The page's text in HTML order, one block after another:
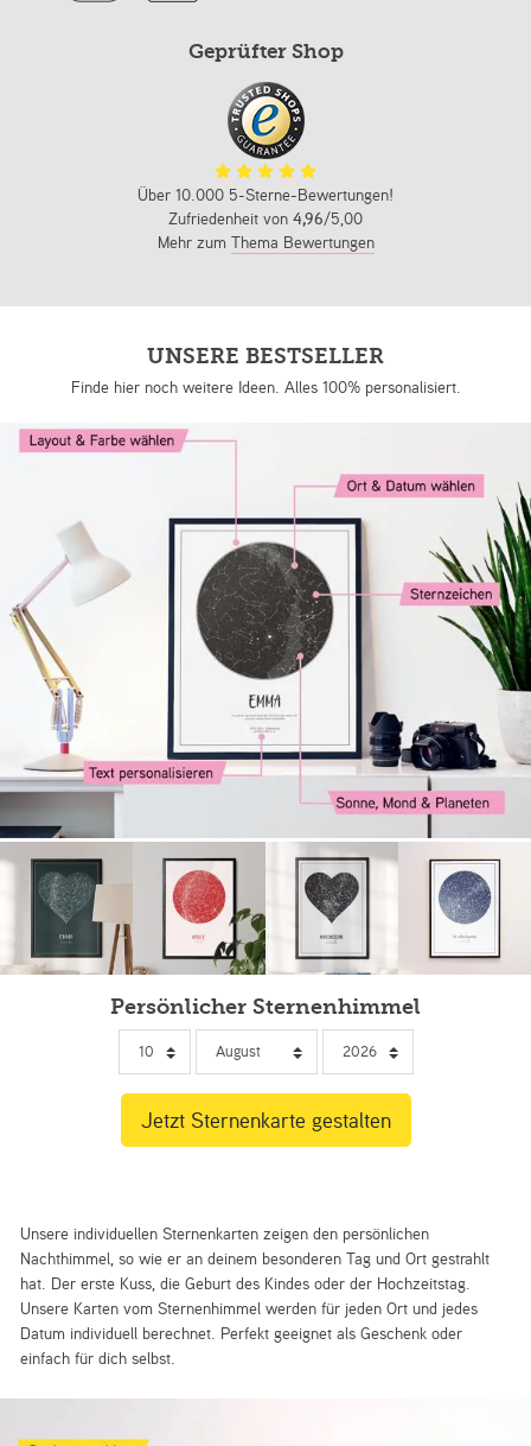
Geprüfter Shop
Über 10.000 5-Sterne-Bewertungen!
Zufriedenheit von 4,96/5,00
Mehr zum Thema Bewertungen
UNSERE BESTSELLER
Finde hier noch weitere Ideen. Alles 100% personalisiert.
Persönlicher Sternenhimmel
Unsere individuellen Sternenkarten zeigen den persönlichen
Nachthimmel, so wie er an deinem besonderen Tag und Ort gestrahlt
hat. Der erste Kuss, die Geburt des Kindes oder der Hochzeitstag.
Unsere Karten vom Sternenhimmel werden für jeden Ort und jedes
Datum individuell berechnet. Perfekt geeignet als Geschenk oder
einfach für dich selbst.